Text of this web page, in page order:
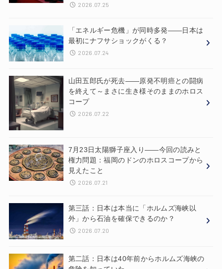
2026.07.25
「エネルギー危機」が同時多発——日本は
最初にナフサショックがくる？
2026.07.24
山田五郎氏が死去——原発不明癌との闘病
を終えて～まさに生き様そのままのホロス
コープ
2026.07.22
7月23日太陽獅子座入り——今回の読みと
権力問題：福岡のドンのホロスコープから
見えたこと
2026.07.21
第三話：日本は本当に「ホルムズ海峡以
外」から石油を確保できるのか？
2026.07.20
第二話：日本は40年前からホルムズ海峡の